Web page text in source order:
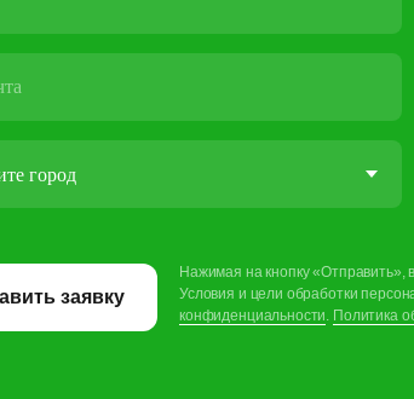
заявку
Нажимая на кнопку
Условия и цели обработки
конфиденциальности. Политика